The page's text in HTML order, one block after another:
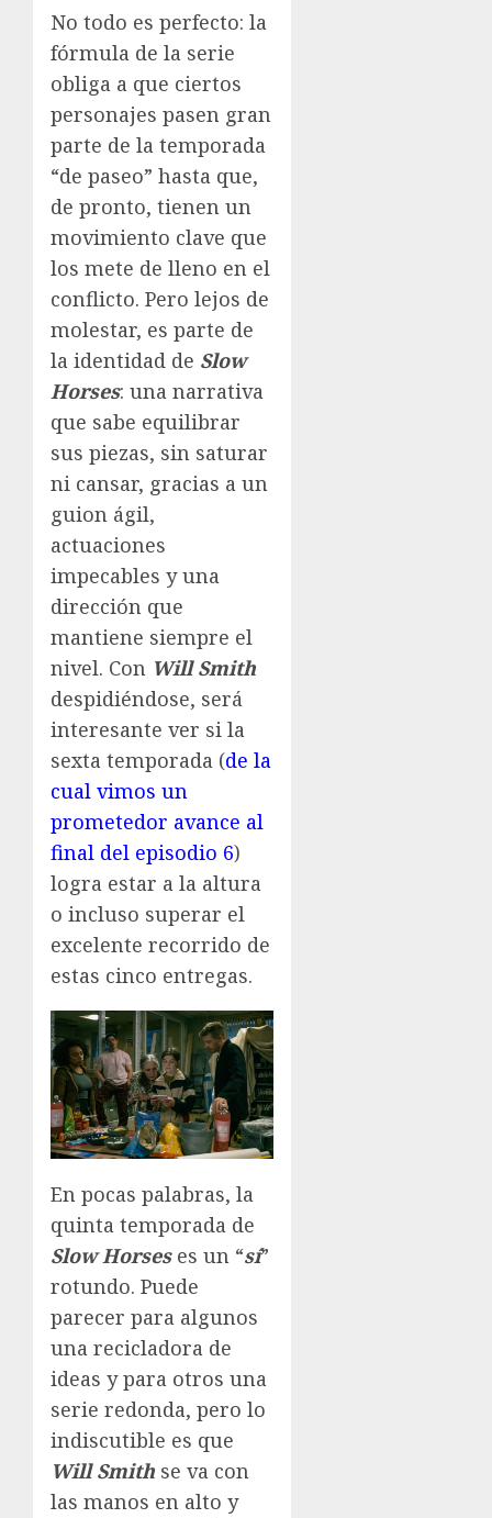
No todo es perfecto: la
fórmula de la serie
obliga a que ciertos
personajes pasen gran
parte de la temporada
“de paseo” hasta que,
de pronto, tienen un
movimiento clave que
los mete de lleno en el
conflicto. Pero lejos de
molestar, es parte de
la identidad de Slow
Horses: una narrativa
que sabe equilibrar
sus piezas, sin saturar
ni cansar, gracias a un
guion ágil,
actuaciones
impecables y una
dirección que
mantiene siempre el
nivel. Con Will Smith
despidiéndose, será
interesante ver si la
sexta temporada (de la
cual vimos un
prometedor avance al
final del episodio 6)
logra estar a la altura
o incluso superar el
excelente recorrido de
estas cinco entregas.
En pocas palabras, la
quinta temporada de
Slow Horseses un “sí”
rotundo. Puede
parecer para algunos
una recicladora de
ideas y para otros una
serie redonda, pero lo
indiscutible es que
Will Smith se va con
las manos en alto y